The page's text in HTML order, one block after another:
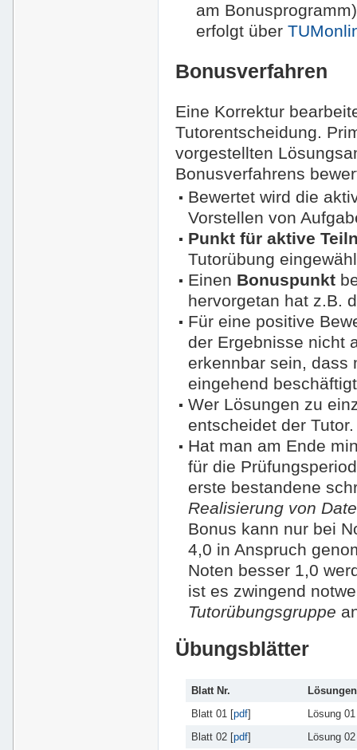
am
erfolgt über
Bonusverfahren
Eine Korrektur
Tutorentscheidung.
vorgestellten
Bonusverfahrens
Bewertet wird die
Vorstellen von
Punkt für aktive
Tutorübung
Einen Bonuspunkt
hervorgetan hat z.B.
Für eine positive
der Ergebnisse nicht
erkennbar sein, dass
eingehend
Wer Lösungen zu
entscheidet der Tutor.
Hat man am Ende
für die
erste bestandene
Realisierung von
Bonus kann nur bei
4,0 in Anspruch
Noten besser 1,0
ist es zwingend
Tutorübungsgruppe
Übungsblätter
Blatt Nr.
Lösungen
Blatt 01 [pdf]
Lösung
Blatt 02 [pdf]
Lösung